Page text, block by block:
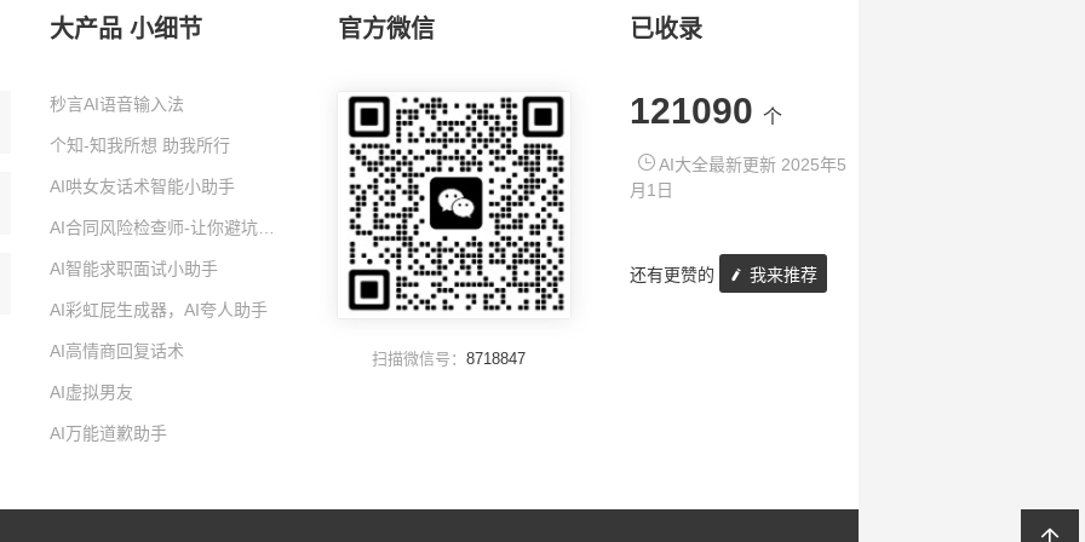
大产品 小细节
秒言AI语音输入法
个知-知我所想 助我所行
AI哄女友话术智能小助手
AI智能求职面试小助手
AI彩虹屁生成器，AI夸人助手
AI高情商回复话术
AI虚拟男友
AI万能道歉助手
官方微信
扫描微信号： 8718847
已收录
121090 个
AI大全最新更新 2025年5
月1日
还有更赞的 我来推荐